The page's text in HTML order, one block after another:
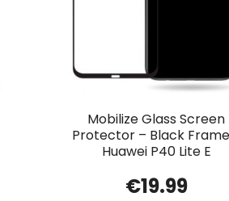
Mobilize Glass Screen
Protector – Black
Huawei P40 Lite E
€19.99